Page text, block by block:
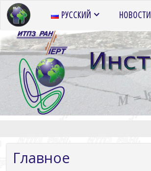
Перейти
содержимому
РУССКИЙ НОВОСТИ
Главное